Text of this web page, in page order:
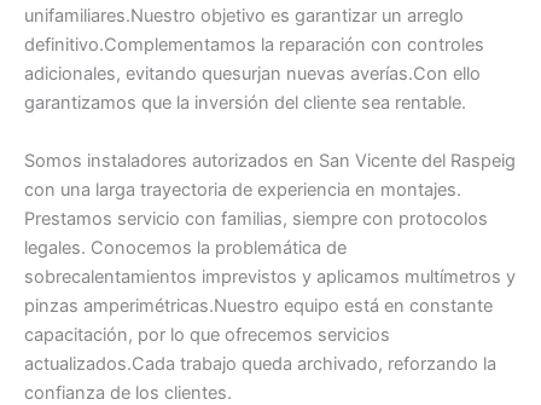
unifamiliares.Nuestro objetivo es garantizar un arreglo
definitivo.Complementamos la reparación con controles
adicionales, evitando quesurjan nuevas averías.Con ello
garantizamos que la inversión del cliente sea rentable.
Somos instaladores autorizados en San Vicente del Raspeig
con una larga trayectoria de experiencia en montajes.
Prestamos servicio con familias, siempre con protocolos
legales. Conocemos la problemática de
sobrecalentamientos imprevistos y aplicamos multímetros y
pinzas amperimétricas.Nuestro equipo está en constante
capacitación, por lo que ofrecemos servicios
actualizados.Cada trabajo queda archivado, reforzando la
confianza de los clientes.